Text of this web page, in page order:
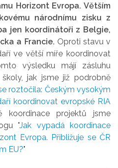
Horizont Evropa. Větším
národnímu zisku z
jen koordinátoři z Belgie,
a Francie. Oproti stavu v
ve větší míře koordinovat
výsledku májí zásluhu
jak jsme již podrobně
roztočila: Českým vysokým
koordinovat evropské RIA
koordinace projektů jsme
"Jak vypadá koordinace
Evropa. Přibližuje se ČR
EU?"